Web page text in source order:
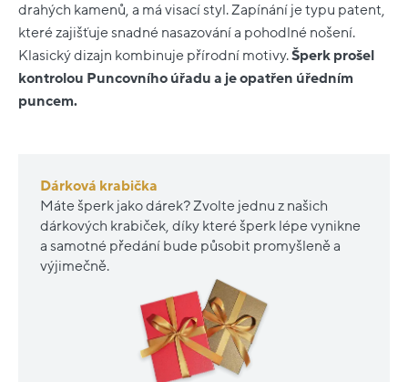
drahých kamenů, a má visací styl. Zapínání je typu patent,
které zajišťuje snadné nasazování a pohodlné nošení.
Klasický dizajn kombinuje přírodní motivy.Šperk prošel
kontrolou Puncovního úřadu a je opatřen úředním
puncem.
Dárková krabička
Máte šperk jako dárek? Zvolte jednu z našich
dárkových krabiček, díky které šperk lépe vynikne
a samotné předání bude působit promyšleně a
výjimečně.